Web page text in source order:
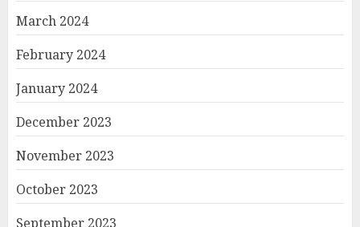
March 2024
February 2024
January 2024
December 2023
November 2023
October 2023
September 2023